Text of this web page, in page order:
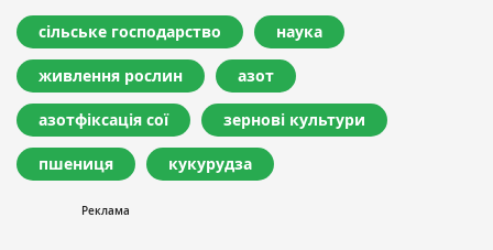
сільське господарство наука
живлення рослин азот
азотфіксація сої зернові культури
пшениця кукурудза